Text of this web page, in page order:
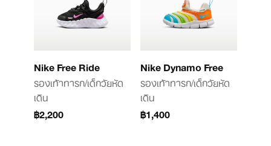
Nike Free Ride
รองเท้าทารก/เด็กวัยหัด
เดิน
฿2,200
Nike Dynamo Free
รองเท้าทารก/เด็กวัยหัด
เดิน
฿1,400